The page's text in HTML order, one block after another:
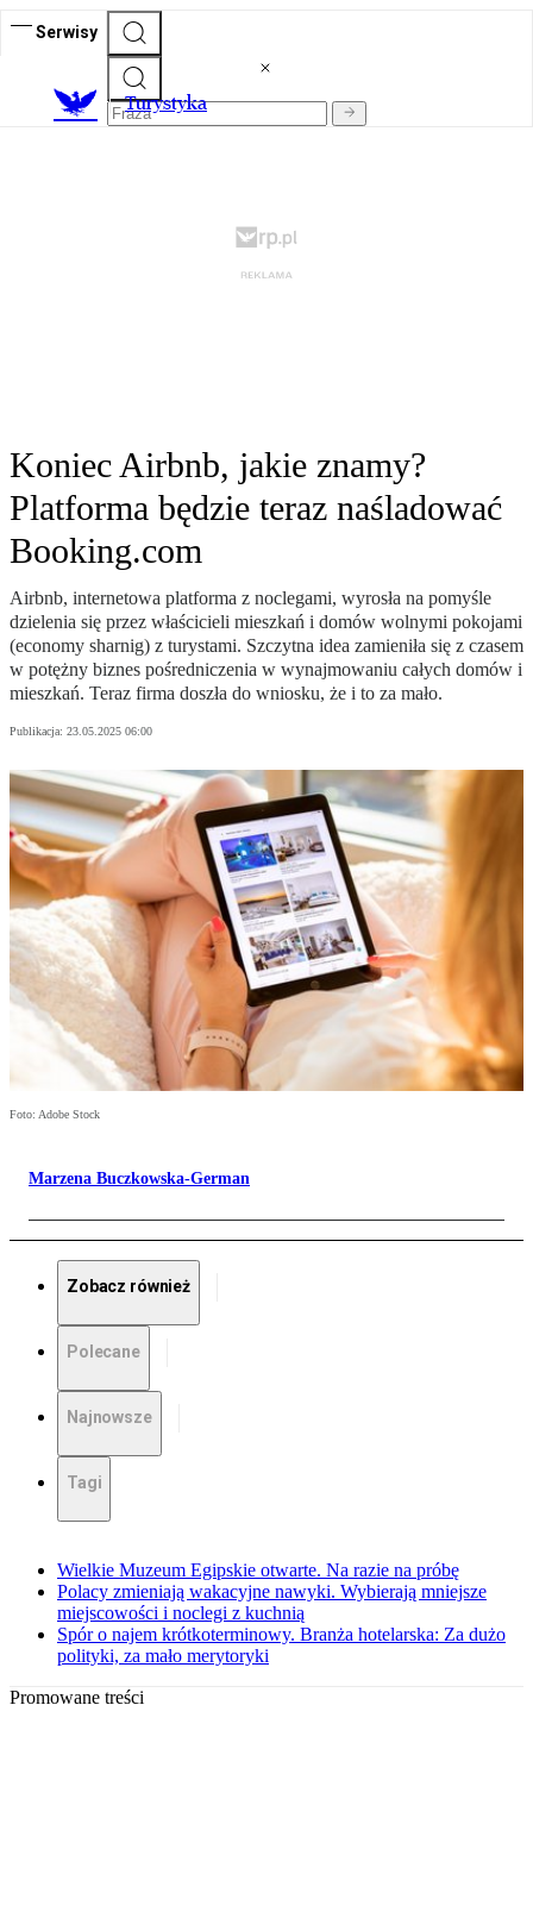
Serwisy
Turystyka
Koniec Airbnb, jakie znamy?
Platforma będzie teraz naśladować
Booking.com
Airbnb, internetowa platforma z noclegami, wyrosła na pomyśle
dzielenia się przez właścicieli mieszkań i domów wolnymi pokojami
(economy sharnig) z turystami. Szczytna idea zamieniła się z czasem
w potężny biznes pośredniczenia w wynajmowaniu całych domów i
mieszkań. Teraz firma doszła do wniosku, że i to za mało.
Publikacja: 23.05.2025 06:00
Foto: Adobe Stock
Marzena Buczkowska-German
Zobacz również
Polecane
Najnowsze
Tagi
Wielkie Muzeum Egipskie otwarte. Na razie na próbę
Polacy zmieniają wakacyjne nawyki. Wybierają mniejsze
miejscowości i noclegi z kuchnią
Spór o najem krótkoterminowy. Branża hotelarska: Za dużo
polityki, za mało merytoryki
Promowane treści